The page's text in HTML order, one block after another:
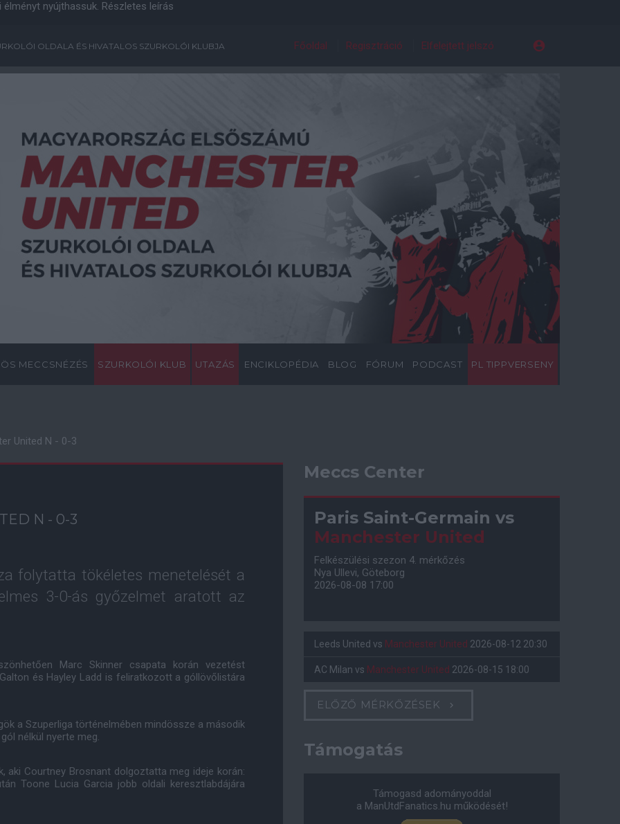
nyújthassuk. Részletes leírás
OLDALA ÉS HIVATALOS SZURKOLÓI KLUBJA Főoldal Regisztráció Elfelejtett jelszó
MECCSNÉZÉS SZURKOLÓI KLUB UTAZÁS ENCIKLOPÉDIA BLOG FÓRUM PODCAST PL TIPPVERSENY
United N - 0-3
N - 0-3
folytatta tökéletes menetelését a
3-0-ás győzelmet aratott az
Marc Skinner csapata korán vezetést
és Hayley Ladd is feliratkozott a góllövőlistára
a Szuperliga történelmében mindössze a második
nélkül nyerte meg.
aki Courtney Brosnant dolgoztatta meg ideje korán:
Toone Lucia Garcia jobb oldali keresztlabdájára
Meccs Center
Paris Saint-Germain vs
Manchester United
Felkészülési szezon 4. mérkőzés
Nya Ullevi, Göteborg
2026-08-08 17:00
Leeds United vs Manchester United 2026-08-12 20:30
AC Milan vs Manchester United 2026-08-15 18:00
ELŐZŐ MÉRKŐZÉSEK
Támogatás
Támogasd adományoddal
a ManUtdFanatics.hu működését!